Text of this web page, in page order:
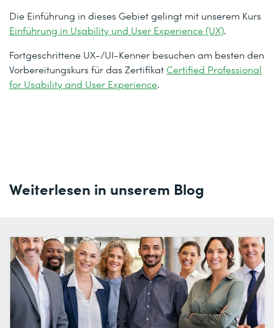
Die Einführung in dieses Gebiet gelingt mit unserem Kurs
Einführung in Usability und User Experience (UX).
Fortgeschrittene UX-/UI-Kenner besuchen am besten den
Vorbereitungskurs für das ZertifikatCertified Professional
for Usability and User Experience.
Weiterlesen in unserem Blog